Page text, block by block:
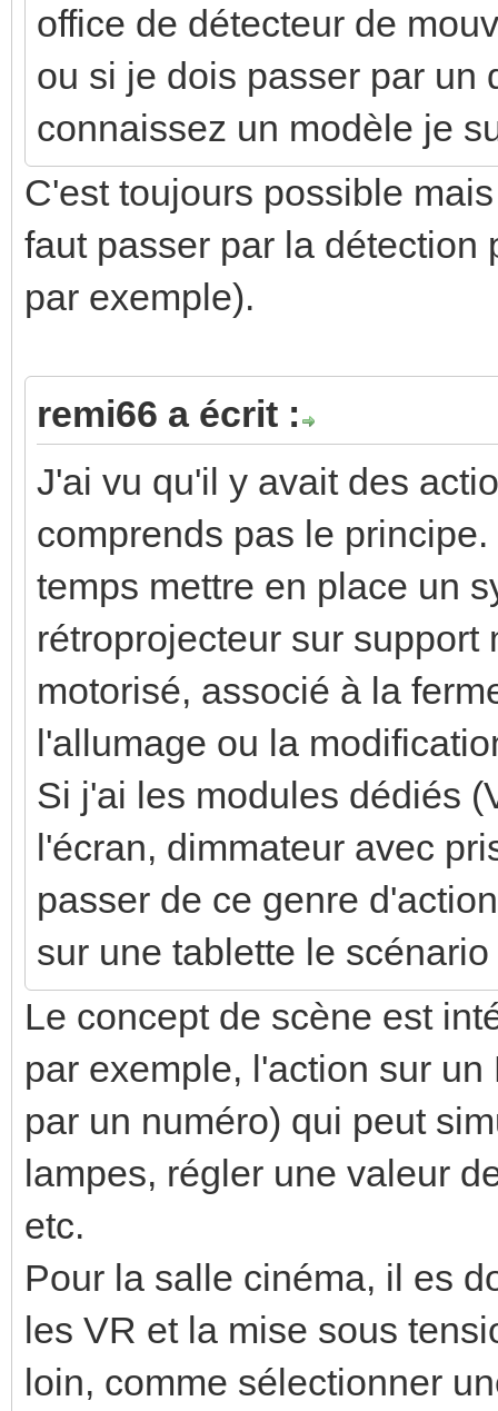
office de détecteur de
ou si je dois passer par un
connaissez un modèle je
C'est toujours possible
faut passer par la détection
par exemple).
remi66 a écrit :
J'ai vu qu'il y avait des
comprends pas le
temps mettre en place un
rétroprojecteur sur
motorisé, associé à la
l'allumage ou la
Si j'ai les modules dédiés
l'écran, dimmateur avec
passer de ce genre
sur une tablette le
Le concept de scène est
par exemple, l'action sur
par un numéro) qui peut
lampes, régler une valeur
etc.
Pour la salle cinéma, il es
les VR et la mise sous
loin, comme sélectionner